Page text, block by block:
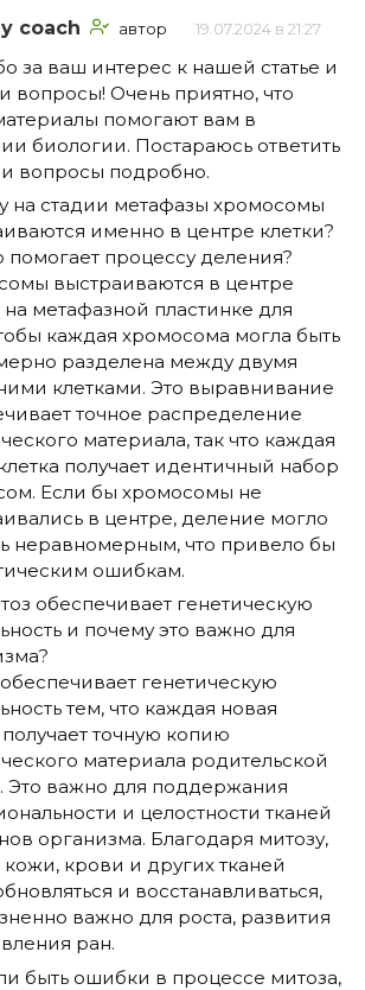
coach автор 19.07.2024 в 21:27
за ваш интерес к нашей статье и
вопросы! Очень приятно, что
помогают вам в
биологии. Постараюсь ответить
вопросы подробно.
на стадии метафазы хромосомы
именно в центре клетки?
помогает процессу деления?
выстраиваются в центре
на метафазной пластинке для
каждая хромосома могла быть
разделена между двумя
клетками. Это выравнивание
точное распределение
материала, так что каждая
получает идентичный набор
Если бы хромосомы не
в центре, деление могло
неравномерным, что привело бы
ошибкам.
обеспечивает генетическую
и почему это важно для
генетическую
тем, что каждая новая
получает точную копию
материала родительской
Это важно для поддержания
и целостности тканей
организма. Благодаря митозу,
кожи, крови и других тканей
и восстанавливаться,
важно для роста, развития
ран.
быть ошибки в процессе митоза,